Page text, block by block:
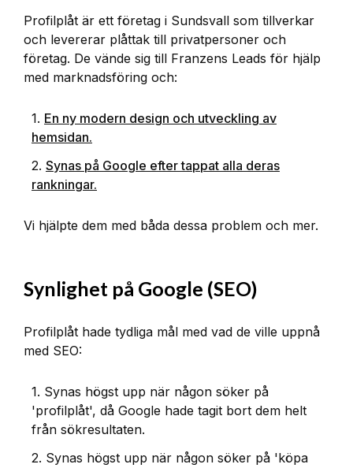
Profilplåt är ett företag i Sundsvall som tillverkar
och levererar plåttak till privatpersoner och
företag. De vände sig till Franzens Leads för hjälp
med marknadsföring och:
1. En ny modern design och utveckling av
hemsidan.
2. Synas på Google efter tappat alla deras
rankningar.
Vi hjälpte dem med båda dessa problem och mer.
Synlighet på Google (SEO)
Profilplåt hade tydliga mål med vad de ville uppnå
med SEO:
1. Synas högst upp när någon söker på
'profilplåt', då Google hade tagit bort dem helt
från sökresultaten.
2. Synas högst upp när någon söker på 'köpa